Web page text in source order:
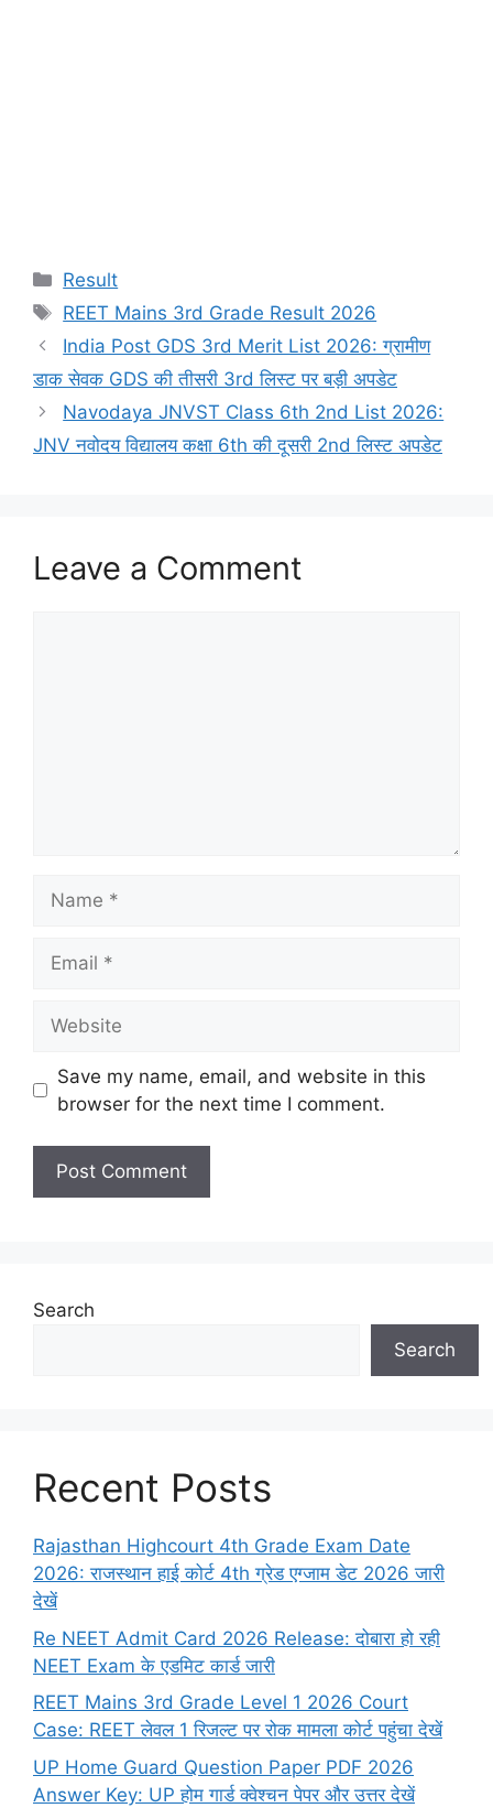
Categories
Result
Tags
REET Mains 3rd Grade Result 2026
India Post GDS 3rd Merit List 2026: ग्रामीण
डाक सेवक GDS की तीसरी 3rd लिस्ट पर बड़ी अपडेट
Navodaya JNVST Class 6th 2nd List 2026:
JNV नवोदय विद्यालय कक्षा 6th की दूसरी 2nd लिस्ट अपडेट
Leave a Comment
Save my name, email, and website in this
browser for the next time I comment.
Search
Search
Recent Posts
Rajasthan Highcourt 4th Grade Exam Date
2026: राजस्थान हाई कोर्ट 4th ग्रेड एग्जाम डेट 2026 जारी
देखें
Re NEET Admit Card 2026 Release: दोबारा हो रही
NEET Exam के एडमिट कार्ड जारी
REET Mains 3rd Grade Level 1 2026 Court
Case: REET लेवल 1 रिजल्ट पर रोक मामला कोर्ट पहुंचा देखें
UP Home Guard Question Paper PDF 2026
Answer Key: UP होम गार्ड क्वेश्चन पेपर और उत्तर देखें